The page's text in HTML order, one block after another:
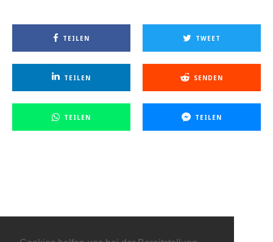
TEILEN TWEET
TEILEN SENDEN
TEILEN TEILEN